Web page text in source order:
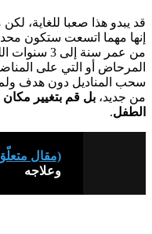
قد يبدو هذا صعبا للغاية،
إنها مهما اتسعت ستكون
من عمر سنة
المرحاض أو التي على
سحب المناديل دون هدف ولم
من جديد، بل قم بتغيير مكان
الطفل.
(مقال
وعلاجه